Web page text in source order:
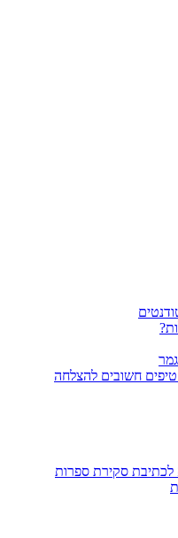
סקירת ספרות